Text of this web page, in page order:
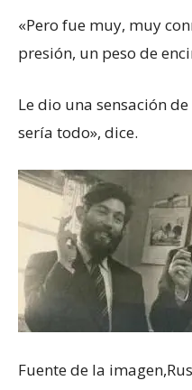
«Pero fue muy, muy
presión, un peso de
Le dio una sensación
sería todo», dice.
Fuente de la imagen,